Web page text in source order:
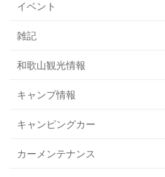
イベント
雑記
和歌山観光情報
キャンプ情報
キャンピングカー
カーメンテナンス